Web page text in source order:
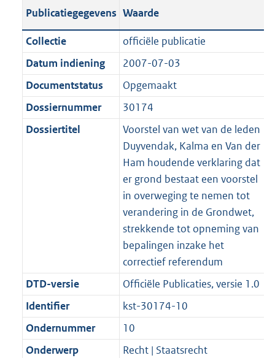
c
t
i
e
i
n
t
:
4
1
K
b
i
a
t
i
e
i
t
e
:
4
6
K
b
l
c
a
t
i
e
o
t
:
1
6
K
a
n
d
s
g
r
o
o
t
t
e
:
2
K
b
a
n
d
s
g
r
o
o
t
t
e
:
2
K
b
Publicatiegegevens Waarde
Collectie
officiële publicatie
Datum indiening
2007-07-03
Documentstatus
Opgemaakt
Dossiernummer
30174
Dossiertitel
Voorstel van wet van de leden
Duyvendak, Kalma en Van der
Ham houdende verklaring dat
er grond bestaat een voorstel
in overweging te nemen tot
verandering in de Grondwet,
strekkende tot opneming van
bepalingen inzake het
correctief referendum
DTD-versie
Officiële Publicaties, versie 1.0
Identifier
kst-30174-10
Ondernummer
10
Onderwerp
Recht | Staatsrecht